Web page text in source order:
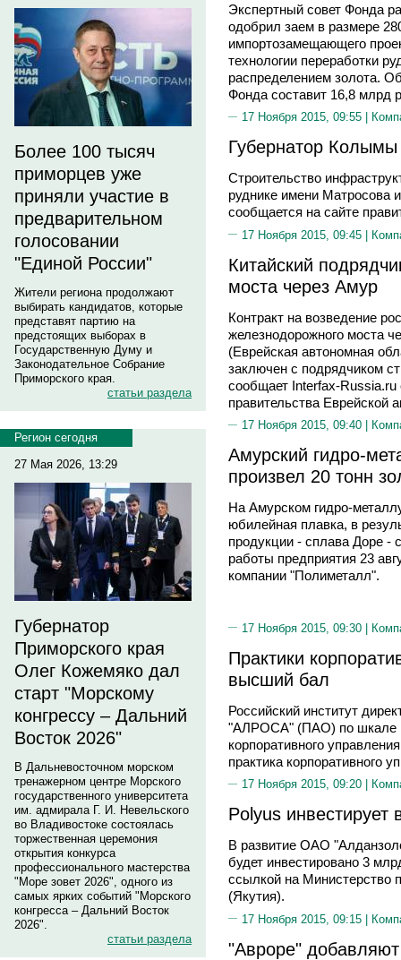
Более 100 тысяч
приморцев уже
приняли участие в
предварительном
голосовании
"Единой России"
Жители региона продолжают
выбирать кандидатов, которые
представят партию на
предстоящих выборах в
Государственную Думу и
Законодательное Собрание
Приморского края.
статьи раздела
Регион сегодня
27 Мая 2026, 13:29
Губернатор
Приморского края
Олег Кожемяко дал
старт "Морскому
конгрессу – Дальний
Восток 2026"
В Дальневосточном морском
тренажерном центре Морского
государственного университета
им. адмирала Г. И. Невельского
во Владивостоке состоялась
торжественная церемония
открытия конкурса
профессионального мастерства
"Море зовет 2026", одного из
самых ярких событий "Морского
конгресса – Дальний Восток
2026".
статьи раздела
Экспертный совет Фонда
одобрил заем в размере
импортозамещающего
технологии переработки
распределением золота.
Фонда составит 16,8 млрд
17 Ноября 2015, 09:55 |
Губернатор Колымы
Строительство
руднике имени Матросова
сообщается на сайте
17 Ноября 2015, 09:45 |
Китайский
моста через Амур
Контракт на возведение
железнодорожного моста
(Еврейская автономная
заключен с подрядчиком
сообщает Interfax-
правительства Еврейской
17 Ноября 2015, 09:40 |
Амурский гидро-
произвел 20 тонн
На Амурском гидро-
юбилейная плавка, в
продукции - сплава Доре -
работы предприятия 23
компании "Полиметалл".
17 Ноября 2015, 09:30 |
Практики
высший бал
Российский институт
"АЛРОСА" (ПАО) по шкале
корпоративного
практика корпоративного
17 Ноября 2015, 09:20 |
Polyus
В развитие ОАО
будет инвестировано 3
ссылкой на Министерство
(Якутия).
17 Ноября 2015, 09:15 |
"Авроре"